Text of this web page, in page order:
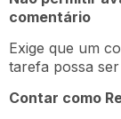
comentário
Exige que um
tarefa possa
Contar como